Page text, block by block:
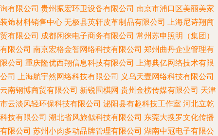
询有限公司 贵州振宏环卫设备有限公司 南京市浦口区美丽美家
装饰材料销售中心 无极县英轩皮革制品有限公司 上海尼诗翔商
贸有限公司 成都闲徕电子商务有限公司 常州苏申照明（集团）
有限公司 南京宏格金智网络科技有限公司 郑州曲丹企业管理有
限公司 重庆隆优西翔信息科技有限公司 上海典亿网络技术有限
公司 上海航宇然网络科技有限公司 义乌天壹网络科技有限公司
云南钢博商贸有限公司 新锐围棋网 贵州金榜传媒有限公司 天津
市云淡风轻环保科技有限公司 泌阳县有趣科技工作室 河北立乾
科技有限公司 湖北省风旅似科技有限公司 东莞大搜罗文化传播
有限公司 苏州小肉多动品牌管理有限公司 湖南中冠电子有限公